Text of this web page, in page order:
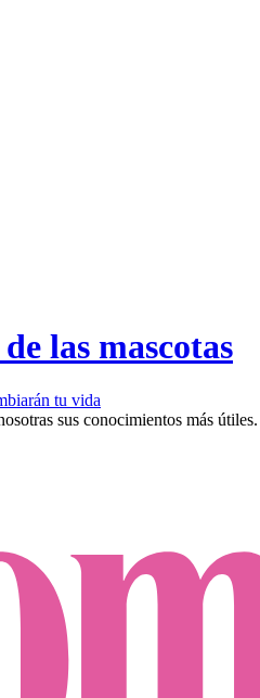
las mascotas
tu vida
sus conocimientos más útiles​.